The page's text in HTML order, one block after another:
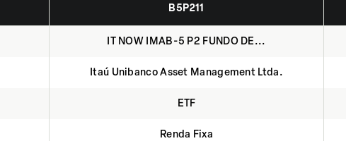
B5P211
IT NOW IMAB-5 P2 FUNDO DE...
Itaú Unibanco Asset Management Ltda.
ETF
Renda Fixa